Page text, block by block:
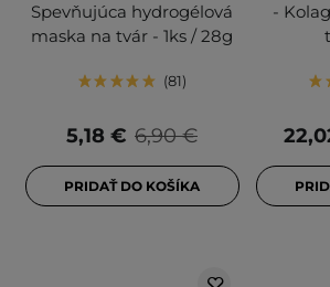
Spevňujúca hydrogélová
maska na tvár - 1ks / 28g
81
6,90 €
5,18 €
PRIDAŤ DO KOŠÍKA
-